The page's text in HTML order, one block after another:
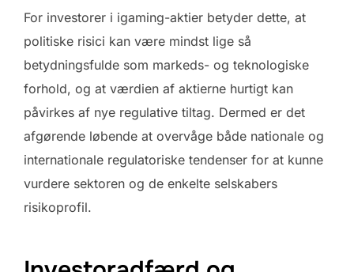
For investorer i igaming-aktier betyder dette, at
politiske risici kan være mindst lige så
betydningsfulde som markeds- og teknologiske
forhold, og at værdien af aktierne hurtigt kan
påvirkes af nye regulative tiltag. Dermed er det
afgørende løbende at overvåge både nationale og
internationale regulatoriske tendenser for at kunne
vurdere sektoren og de enkelte selskabers
risikoprofil.